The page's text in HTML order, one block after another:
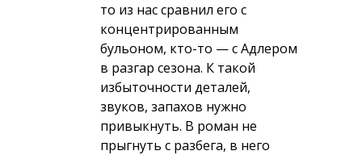
то из нас сравнил его с
концентрированным
бульоном, кто-то — с Адлером
в разгар сезона. К такой
избыточности деталей,
звуков, запахов нужно
привыкнуть. В роман не
прыгнуть с разбега, в него